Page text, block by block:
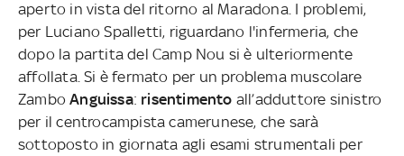
aperto in vista del ritorno al Maradona. I problemi,
per Luciano Spalletti, riguardano l'infermeria, che
dopo la partita del Camp Nou si è ulteriormente
affollata. Si è fermato per un problema muscolare
ZamboAnguissa: risentimento all’adduttore sinistro
per il centrocampista camerunese, che sarà
sottoposto in giornata agli esami strumentali per